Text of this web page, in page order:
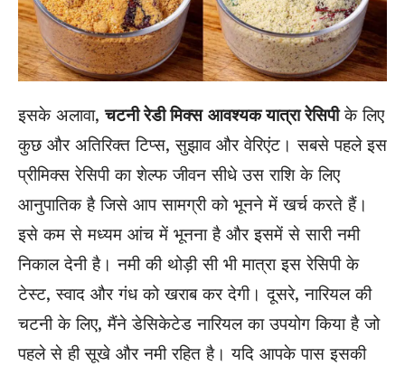
इसके अलावा,चटनी रेडी मिक्स आवश्यक यात्रा रेसिपीके लिए
कुछ और अतिरिक्त टिप्स, सुझाव और वेरिएंट। सबसे पहले इस
प्रीमिक्स रेसिपी का शेल्फ जीवन सीधे उस राशि के लिए
आनुपातिक है जिसे आप सामग्री को भूनने में खर्च करते हैं।
इसे कम से मध्यम आंच में भूनना है और इसमें से सारी नमी
निकाल देनी है। नमी की थोड़ी सी भी मात्रा इस रेसिपी के
टेस्ट, स्वाद और गंध को खराब कर देगी। दूसरे, नारियल की
चटनी के लिए, मैंने डेसिकेटेड नारियल का उपयोग किया है जो
पहले से ही सूखे और नमी रहित है। यदि आपके पास इसकी